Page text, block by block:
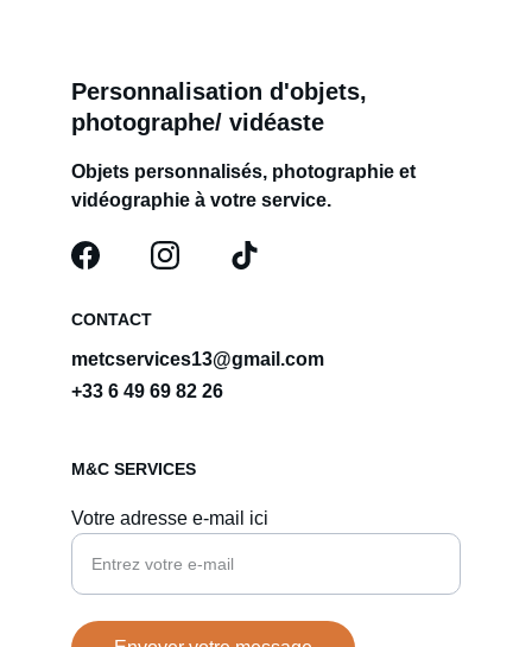
Personnalisation d'objets,
photographe/ vidéaste
Objets personnalisés, photographie et
vidéographie à votre service.
CONTACT
M&C SERVICES
metcservices13@gmail.com
+33 6 49 69 82 26
Votre adresse e-mail ici